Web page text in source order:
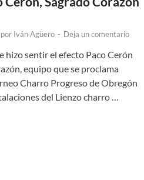
por Iván Agüero - Deja un comentario
hizo sentir el efecto Paco Cerón
equipo que se proclama
Charro Progreso de Obregón
del Lienzo charro …